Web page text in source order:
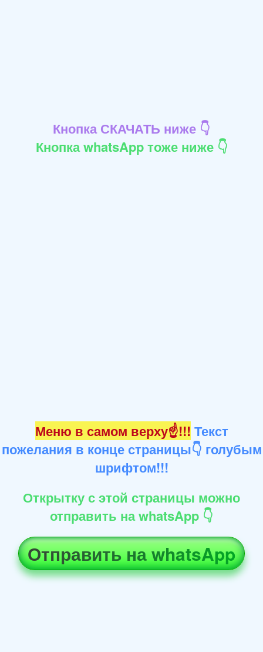
Кнопка СКАЧАТЬ ниже 👇
Кнопка whatsApp тоже ниже 👇
Меню в самом верху☝!!! Текст
пожелания в конце страницы👇 голубым
шрифтом!!!
Открытку с этой страницы можно
отправить на whatsApp 👇
Отправить на whatsApp